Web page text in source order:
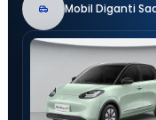
Mobil Diganti